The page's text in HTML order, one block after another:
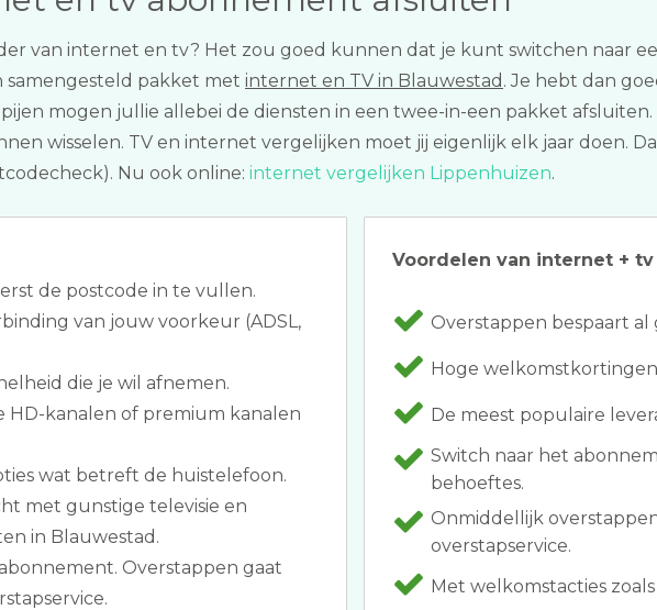
van internet en tv? Het zou goed kunnen dat je kunt switchen naar
pakket met internet en TV in Blauwestad . Je hebt dan
mogen jullie allebei de diensten in een twee-in-een pakket
wisselen. TV en internet vergelijken moet jij eigenlijk elk jaar doen.
Nu ook online: internet vergelijken Lippenhuizen.
de postcode in te vullen.
van jouw voorkeur (ADSL,
die je wil afnemen.
HD-kanalen of premium kanalen
wat betreft de huistelefoon.
met gunstige televisie en
in Blauwestad.
Overstappen gaat
Voordelen van internet +
Overstappen bespaart al
Hoge
De meest populaire
Switch naar het
behoeftes.
Onmiddellijk
overstapservice.
Met welkomstacties